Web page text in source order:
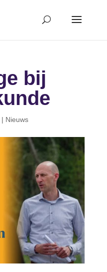
bij
| Nieuws